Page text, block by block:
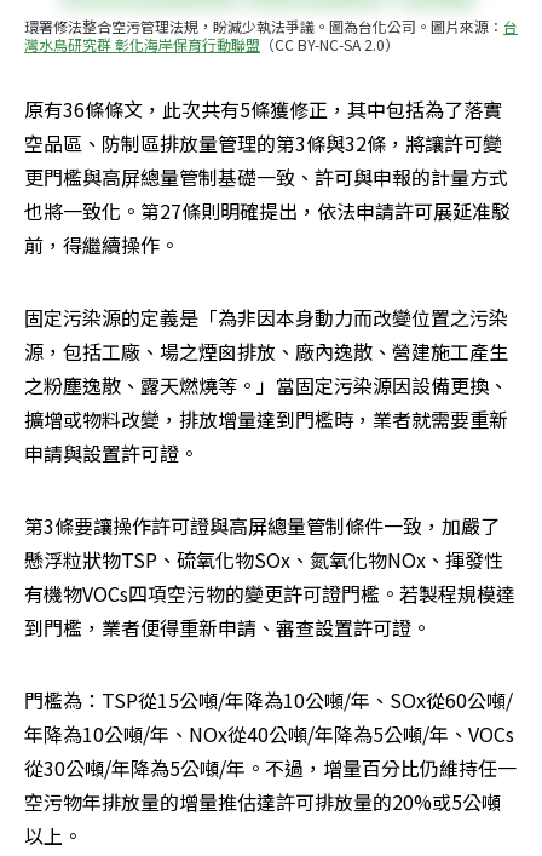
環署修法整合空污管理法規，盼減少執法爭議。圖為台化公司。圖片來源： 台
灣水鳥研究群 彰化海岸保育行動聯盟 （CC BY-NC-SA 2.0）
原有36條條文，此次共有5條獲修正，其中包括為了落實
空品區、防制區排放量管理的第3條與32條，將讓許可變
更門檻與高屏總量管制基礎一致、許可與申報的計量方式
也將一致化。第27條則明確提出，依法申請許可展延准駁
前，得繼續操作。
固定污染源的定義是「為非因本身動力而改變位置之污染
源，包括工廠、場之煙囪排放、廠內逸散、營建施工產生
之粉塵逸散、露天燃燒等。」當固定污染源因設備更換、
擴增或物料改變，排放增量達到門檻時，業者就需要重新
申請與設置許可證。
第3條要讓操作許可證與高屏總量管制條件一致，加嚴了
懸浮粒狀物TSP、硫氧化物SOx、氮氧化物NOx、揮發性
有機物VOCs四項空污物的變更許可證門檻。若製程規模達
到門檻，業者便得重新申請、審查設置許可證。
門檻為：TSP從15公噸/年降為10公噸/年、SOx從60公噸/
年降為10公噸/年、NOx從40公噸/年降為5公噸/年、VOCs
從30公噸/年降為5公噸/年。不過，增量百分比仍維持任一
空污物年排放量的增量推估達許可排放量的20%或5公噸
以上。